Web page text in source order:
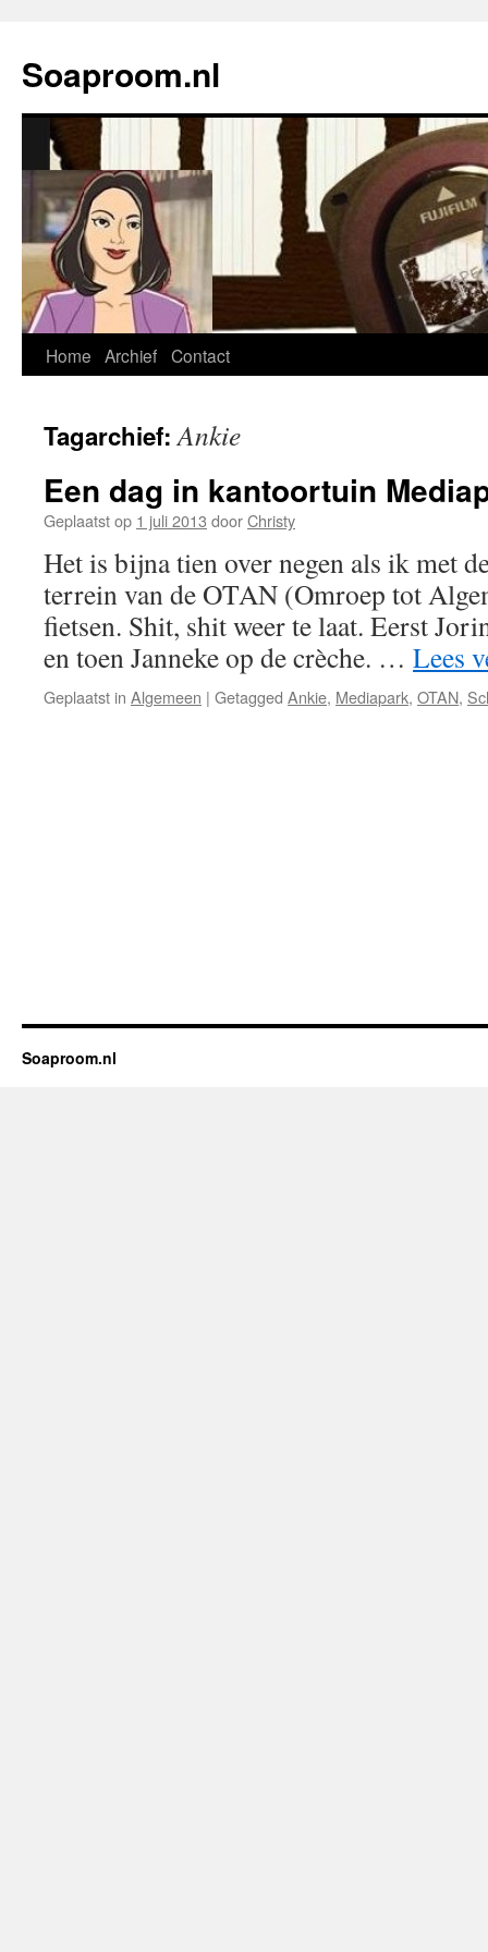
Soaproom.nl
Spring
inhoud
Home Archief Contact
Tagarchief:Ankie
Een dag in kantoortuin
Geplaatst op 1 juli 2013 doorChristy
Het is bijna tien over negen als ik met
terrein van de OTAN (Omroep tot
fietsen. Shit, shit weer te laat. Eerst
en toen Janneke op de crèche. … Lees
Geplaatst in Algemeen | Getagged Ankie, Mediapark, OTAN,
Soaproom.nl